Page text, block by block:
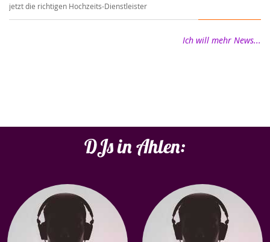
jetzt die richtigen Hochzeits-Dienstleister
Ich will mehr News...
DJs in Ahlen: